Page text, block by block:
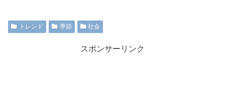
トレンド 季節 社会
スポンサーリンク